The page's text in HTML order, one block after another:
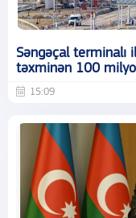
Səngəçal terminalı
təxminən 100
15:09